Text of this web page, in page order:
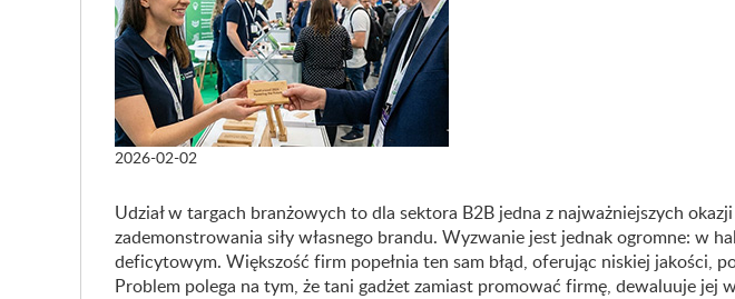
2026-02-02
Udział w targach branżowych to dla sektora B2B jedna z najważniejszych
zademonstrowania siły własnego brandu. Wyzwanie jest jednak ogromne:
deficytowym. Większość firm popełnia ten sam błąd, oferując niskiej jakości,
Problem polega na tym, że tani gadżet zamiast promować firmę, dewaluuje jej